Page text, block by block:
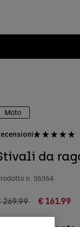
Moto
da
n. 36364
reduced from
269.99to€ 161.99